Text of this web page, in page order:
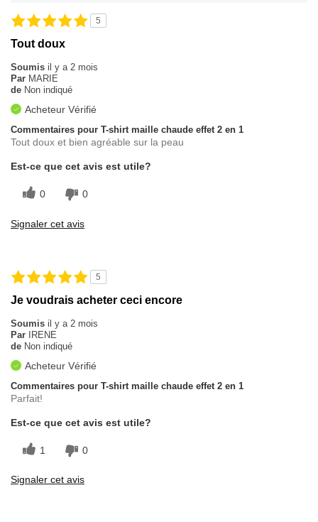
5
Tout doux
Soumis il y a 2 mois
Par MARIE
de Non indiqué
Acheteur Vérifié
Commentaires pour T-shirt maille chaude effet 2 en 1
Tout doux et bien agréable sur la peau
Est-ce que cet avis est utile?
0 0
Signaler cet avis
5
Je voudrais acheter ceci encore
Soumis il y a 2 mois
Par IRENE
de Non indiqué
Acheteur Vérifié
Commentaires pour T-shirt maille chaude effet 2 en 1
Parfait!
Est-ce que cet avis est utile?
1 0
Signaler cet avis